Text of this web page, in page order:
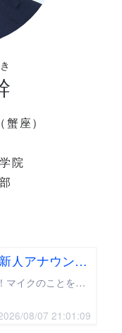
座）
院
人アナウンサー研
マイクのことをもっと知
08/07 21:01:09